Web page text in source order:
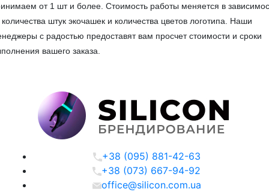
от 1 шт и более. Стоимость работы меняется в
количества штук экочашек и количества цветов логотипа. Наши
с радостью предоставят вам просчет стоимости и сроки
вашего заказа.
+38 (095) 881-42-63
+38 (073) 667-94-92
office@silicon.com.ua